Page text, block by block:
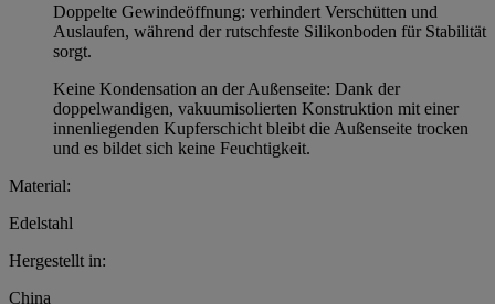
Doppelte Gewindeöffnung: verhindert Verschütten und
Auslaufen, während der rutschfeste Silikonboden für Stabilität
sorgt.
Keine Kondensation an der Außenseite: Dank der
doppelwandigen, vakuumisolierten Konstruktion mit einer
innenliegenden Kupferschicht bleibt die Außenseite trocken
und es bildet sich keine Feuchtigkeit.
Material:
Edelstahl
Hergestellt in:
China